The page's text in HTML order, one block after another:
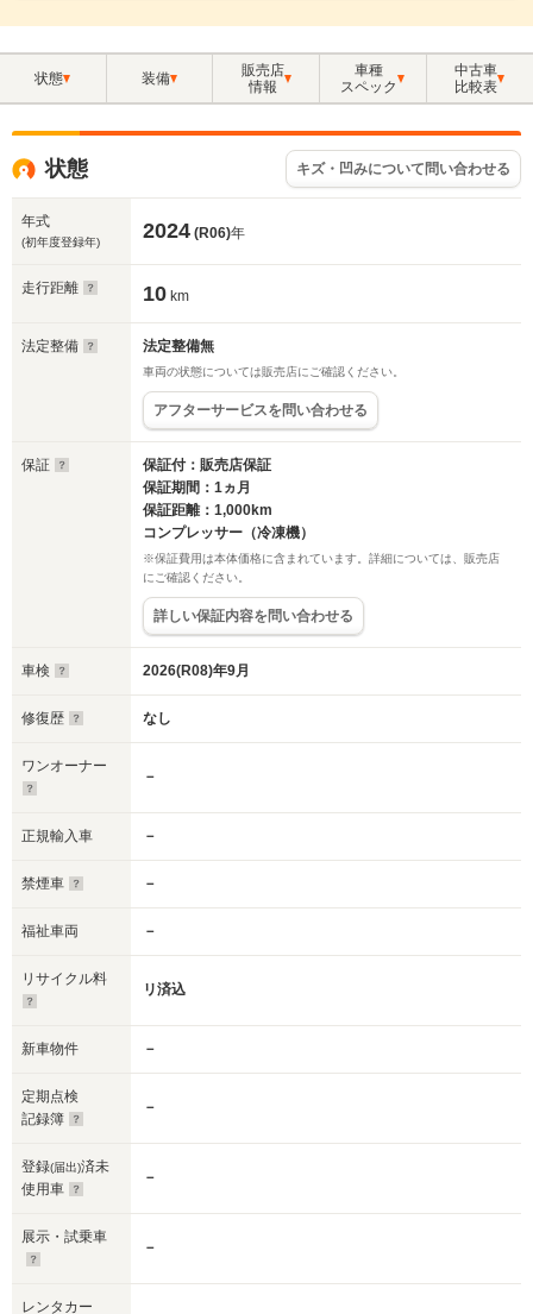
状態 装備
販売店
情報
車種
スペック
中古車
比較表
状態 キズ・凹みについて問い合わせる
年式
(初年度登録年) 2024 (R06)年
走行距離 10 km
法定整備 法定整備無
車両の状態については販売店にご確認ください。
アフターサービスを問い合わせる
保証
保証付：販売店保証
保証期間：1ヵ月
保証距離：1,000km
コンプレッサー（冷凍機）
※保証費用は本体価格に含まれています。詳細については、販売店
にご確認ください。
詳しい保証内容を問い合わせる
車検 2026(R08)年9月
修復歴 なし
ワンオーナー
－
正規輸入車 －
禁煙車 －
福祉車両 －
リサイクル料
リ済込
新車物件 －
定期点検
記録簿
－
登録(届出)済未
使用車
－
展示・試乗車
－
レンタカー